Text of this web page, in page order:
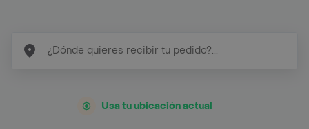
Usa tu ubicación actual